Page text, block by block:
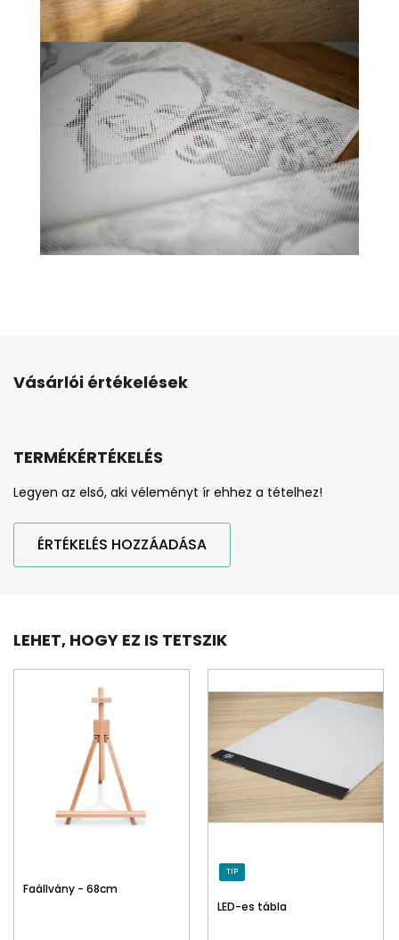
Vásárlói értékelések
TERMÉKÉRTÉKELÉS
Legyen az első, aki véleményt ír ehhez a tételhez!
ÉRTÉKELÉS HOZZÁADÁSA
LEHET, HOGY EZ IS TETSZIK
Faállvány - 68cm
TIP
LED-es tábla